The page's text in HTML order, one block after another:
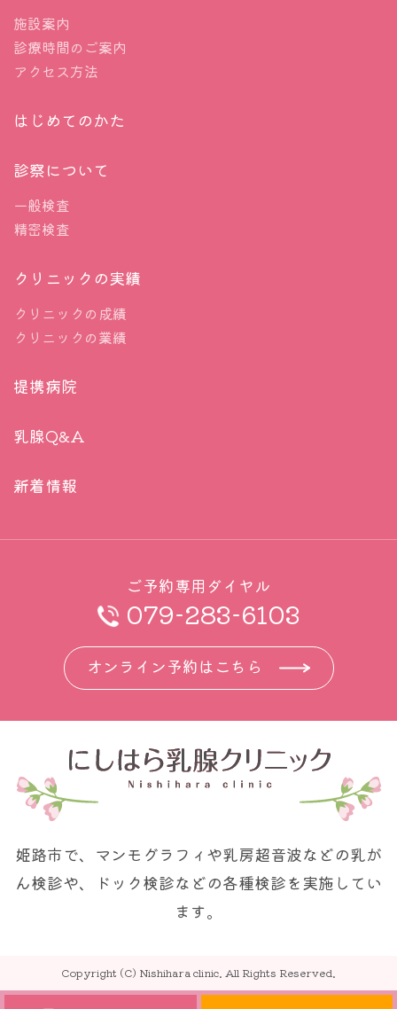
施設案内
診療時間のご案内
アクセス方法
はじめてのかた
診察について
一般検査
精密検査
クリニックの実績
クリニックの成績
クリニックの業績
提携病院
乳腺Q&A
新着情報
ご予約専用ダイヤル
079-283-6103
オンライン予約はこちら
姫路市で、マンモグラフィや乳房超音波などの乳が
ん検診や、ドック検診などの各種検診を実施してい
ます。
Copyright (C) Nishihara clinic. All Rights Reserved.